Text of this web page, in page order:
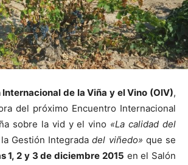
de la Viña y el Vino (OIV),
del próximo Encuentro Internacional
sobre la vid y el vino «La calidad del
la Gestión Integrada del viñedo» que se
1, 2 y 3 de diciembre 2015 en el Salón